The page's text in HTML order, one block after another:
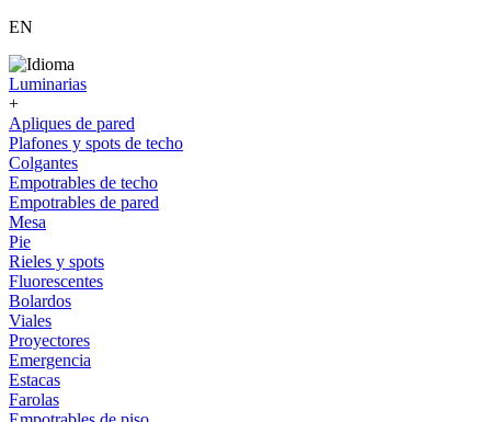
EN
Luminarias
+
Apliques de pared
Plafones y spots de techo
Colgantes
Empotrables de techo
Empotrables de pared
Mesa
Pie
Rieles y spots
Fluorescentes
Bolardos
Viales
Proyectores
Emergencia
Estacas
Farolas